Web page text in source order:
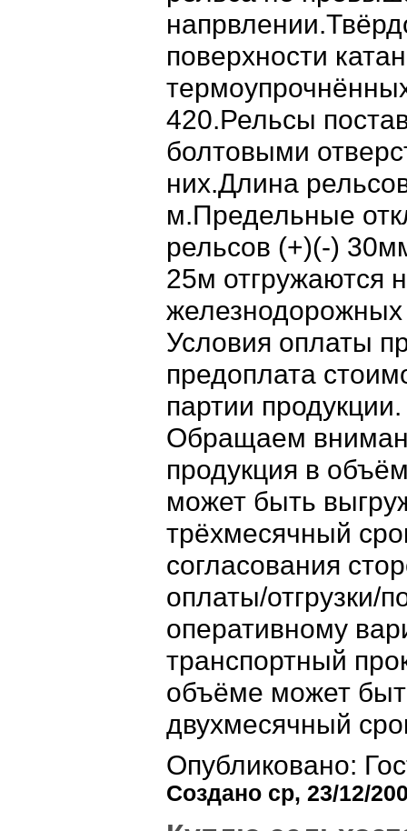
поверхности
420.Рельсы
болтовыми
них.Длина
м.Предельные
рельсов (+)(-)
25м отгружаются
Условия оплаты
предоплата
партии продукции.
Обращаем
продукция в
может быть
трёхмесячный
согласования
оплаты/отгрузки/
оперативному
транспортный
объёме может
двухмесячный
Опубликовано:
Создано ср, 23/12/